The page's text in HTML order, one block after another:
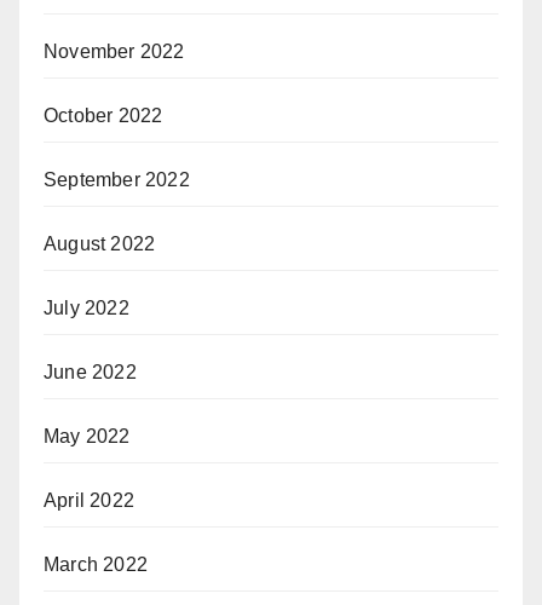
November 2022
October 2022
September 2022
August 2022
July 2022
June 2022
May 2022
April 2022
March 2022